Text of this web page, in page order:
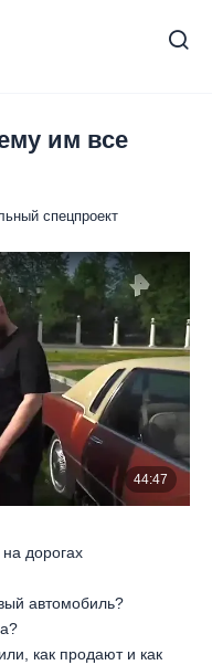
им все
спецпроект
на дорогах
автомобиль?
как продают и как